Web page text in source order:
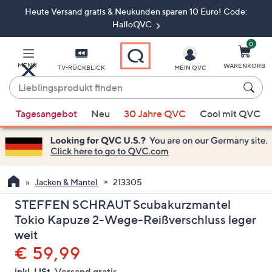
ZumHeute Versand gratis & Neukunden sparen 10 Euro! Code:
HalloQVC
MENÜ TV-RÜCKBLICK
Lieblingsprodukt
finden
Vorschläge
verfügbar
sind,
verwenden
Sie
die
Pfeiltasten
nach
oben
und
nach
MEIN QVC
0
WARENKORB
Tagesangebot Neu 30 Jahre QVC Cool mit QVC
Jacken & Mäntel 213305
STEFFEN SCHRAUT Scubakurzmantel
Tokio Kapuze 2-Wege-Reißverschluss leger
weit
Gelöscht
€ 59,99